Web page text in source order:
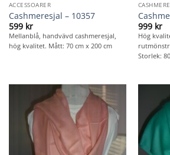
ACCESSOARER
Cashmeresjal – 10357
599 kr
Mellanblå, handvävd cashmeresjal,
hög kvalitet. Mått: 70 cm x 200 cm
CASHMERE
999 kr
Hög
Storlek: